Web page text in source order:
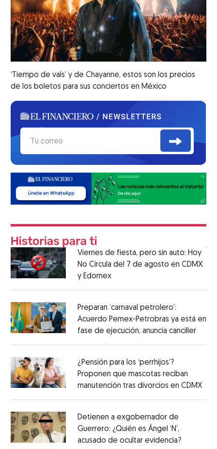
‘Tiempo de vals’ y de Chayanne, estos son los precios
de los boletos para sus conciertos en México
Viernes de fiesta, pero sin auto: Hoy
No Circula del 7 de agosto en CDMX
y Edomex
Preparan ‘carnaval petrolero’:
Acuerdo Pemex-Petrobras ya está en
fase de ejecución, anuncia canciller
¿Pensión para los ‘perrhijos’?
Proponen que mascotas reciban
manutención tras divorcios en CDMX
Detienen a exgobernador de
Guerrero: ¿Quién es Ángel ‘N’,
acusado de ocultar evidencia?